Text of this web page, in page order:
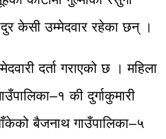
केसी उम्मेदवार रहेका छन् ।
दर्ता गराएको छ । महिला
की दुर्गाकुमारी
बैजनाथ गाउँपालिका–५